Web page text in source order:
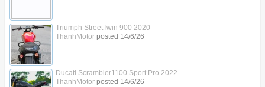
Triumph StreetTwin 900 2020
ThanhMotorposted 14/6/26
Ducati Scrambler1100 Sport Pro 2022
ThanhMotorposted 14/6/26